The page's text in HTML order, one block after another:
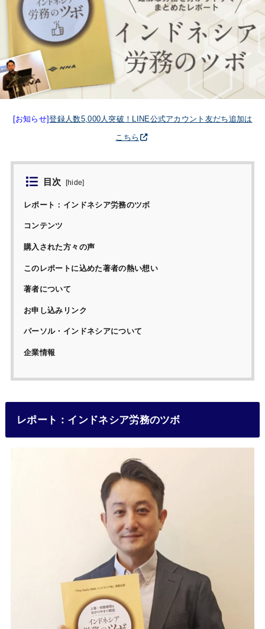
[お知らせ]登録人数5,000人突破！LINE公式アカウント友だち追加は
こちら
目次 [hide]
レポート：インドネシア労務のツボ
コンテンツ
購入された方々の声
このレポートに込めた著者の熱い想い
著者について
お申し込みリンク
パーソル・インドネシアについて
企業情報
レポート：インドネシア労務のツボ